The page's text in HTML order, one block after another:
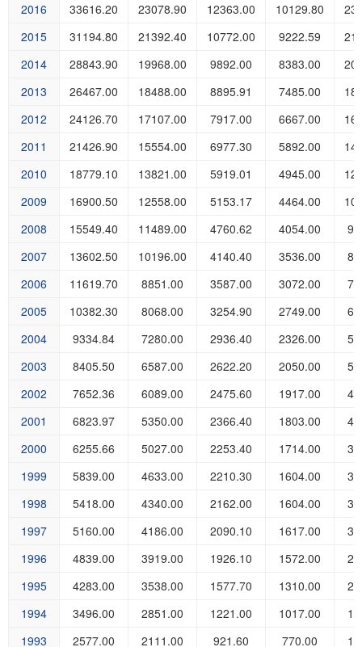
2016
33616.20 23078.90 12363.00 10129.80
2015
31194.80 21392.40 10772.00 9222.59
2014
28843.90 19968.00 9892.00 8383.00
2013
26467.00 18488.00 8895.91 7485.00
2012
24126.70 17107.00 7917.00 6667.00
2011
21426.90 15554.00 6977.30 5892.00
2010
18779.10 13821.00 5919.01 4945.00
2009
16900.50 12558.00 5153.17 4464.00
2008
15549.40 11489.00 4760.62 4054.00
2007
13602.50 10196.00 4140.40 3536.00
2006
11619.70 8851.00 3587.00 3072.00
2005
10382.30 8068.00 3254.90 2749.00
2004
9334.84 7280.00 2936.40 2326.00
2003
8405.50 6587.00 2622.20 2050.00
2002
7652.36 6089.00 2475.60 1917.00
2001
6823.97 5350.00 2366.40 1803.00
2000
6255.66 5027.00 2253.40 1714.00
1999
5839.00 4633.00 2210.30 1604.00
1998
5418.00 4340.00 2162.00 1604.00
1997
5160.00 4186.00 2090.10 1617.00
1996
4839.00 3919.00 1926.10 1572.00
1995
4283.00 3538.00 1577.70 1310.00
1994
3496.00 2851.00 1221.00 1017.00
1993
2577.00 2111.00 921.60 770.00